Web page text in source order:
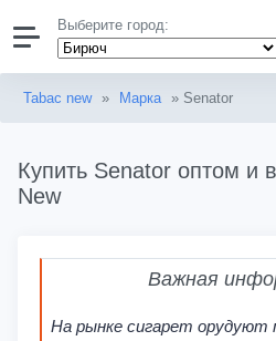
Выберите город:
Tabac new » Марка » Senator
Купить Senator оптом и
New
Важная
На рынке сигарет орудуют